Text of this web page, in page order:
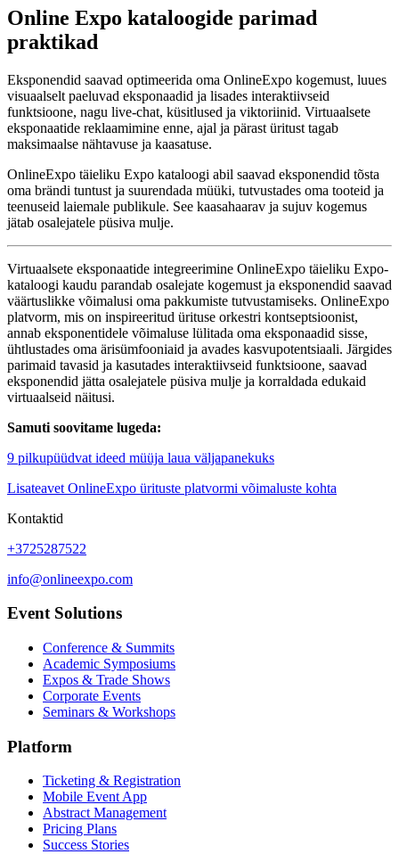
Online Expo kataloogide parimad
praktikad
Eksponendid saavad optimeerida oma OnlineExpo kogemust, luues
visuaalselt paeluvad eksponaadid ja lisades interaktiivseid
funktsioone, nagu live-chat, küsitlused ja viktoriinid. Virtuaalsete
eksponaatide reklaamimine enne, ajal ja pärast üritust tagab
maksimaalse nähtavuse ja kaasatuse.
OnlineExpo täieliku Expo kataloogi abil saavad eksponendid tõsta
oma brändi tuntust ja suurendada müüki, tutvustades oma tooteid ja
teenuseid laiemale publikule. See kaasahaarav ja sujuv kogemus
jätab osalejatele püsiva mulje.
Virtuaalsete eksponaatide integreerimine OnlineExpo täieliku Expo-
kataloogi kaudu parandab osalejate kogemust ja eksponendid saavad
väärtuslikke võimalusi oma pakkumiste tutvustamiseks. OnlineExpo
platvorm, mis on inspireeritud ürituse orkestri kontseptsioonist,
annab eksponentidele võimaluse lülitada oma eksponaadid sisse,
ühtlustades oma ärisümfooniaid ja avades kasvupotentsiaali. Järgides
parimaid tavasid ja kasutades interaktiivseid funktsioone, saavad
eksponendid jätta osalejatele püsiva mulje ja korraldada edukaid
virtuaalseid näitusi.
Samuti soovitame lugeda:
9 pilkupüüdvat ideed müüja laua väljapanekuks
Lisateavet OnlineExpo ürituste platvormi võimaluste kohta
Kontaktid
+3725287522
info@onlineexpo.com
Event Solutions
Conference & Summits
Academic Symposiums
Expos & Trade Shows
Corporate Events
Seminars & Workshops
Platform
Ticketing & Registration
Mobile Event App
Abstract Management
Pricing Plans
Success Stories